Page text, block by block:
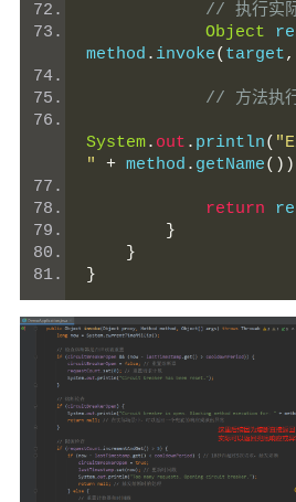
// 执行实
Object
method . invoke( target,
// 方法执
System. out . println(
"
+ method . getName
return
}
}
}